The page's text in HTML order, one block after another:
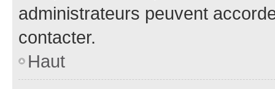
administrateurs peuvent
contacter.
Haut